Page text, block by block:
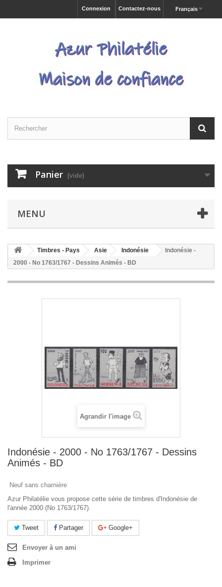
Français
Contactez-nous
Connexion
Panier (vide)
MENU
Timbres - Pays Asie Indonésie
Indonésie -
2000 - No 1763/1767 - Dessins Animés - BD
Agrandir l'image
Indonésie - 2000 - No 1763/1767 - Dessins
Animés - BD
Neuf sans charnière
Azur Philatélie vous propose cette série de timbres d'Indonésie de
l'année 2000 (No 1763/1767).
Tweet Partager Google+
Envoyer à un ami
Imprimer